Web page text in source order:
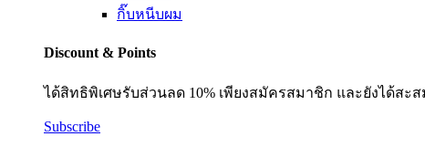
กิ๊บหนีบผม
Discount & Points
ได้สิทธิพิเศษรับส่วนลด 10% เพียงสมัครสมาชิก และยังได้สะ
Subscribe